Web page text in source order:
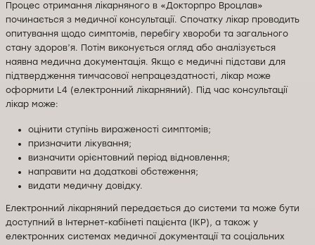
Процес отримання лікарняного в «Докторпро Вроцлав»
починається з медичної консультації. Спочатку лікар проводить
опитування щодо симптомів, перебігу хвороби та загального
стану здоров’я. Потім виконується огляд або аналізується
наявна медична документація. Якщо є медичні підстави для
підтвердження тимчасової непрацездатності, лікар може
оформити L4 (електронний лікарняний). Під час консультації
лікар може:
оцінити ступінь вираженості симптомів;
призначити лікування;
визначити орієнтовний період відновлення;
направити на додаткові обстеження;
видати медичну довідку.
Електронний лікарняний передається до системи та може бути
доступний в Інтернет-кабінеті пацієнта (IKP), а також у
електронних системах медичної документації та соціальних